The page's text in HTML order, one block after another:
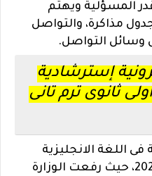
المسؤلية ويهتم
مذاكرة، والتواصل
وسائل التواصل.
إسترشادية
ثانوى ترم تانى
اللغة الانجليزية
للصف الاول الثانى ترم ثان 2020، حيث رفعت الوزارة